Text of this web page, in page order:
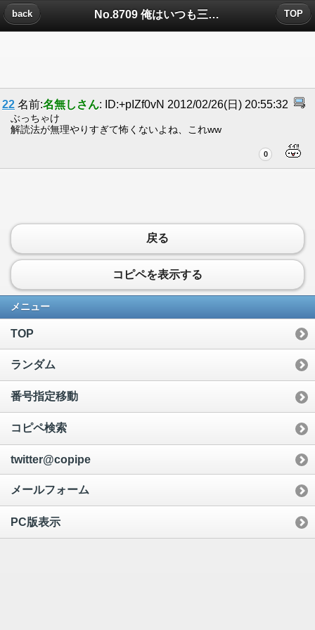
No.8709 俺はいつも三人の友達とふしぎな遊びばかりしてた。についたコメント
back TOP
22 名前:名無しさん: ID:+pIZf0vN 2012/02/26(日) 20:55:32
ぶっちゃけ
解読法が無理やりすぎて怖くないよね、これww
0
戻る
コピペを表示する
メニュー
TOP
ランダム
番号指定移動
コピペ検索
twitter@copipe
メールフォーム
PC版表示